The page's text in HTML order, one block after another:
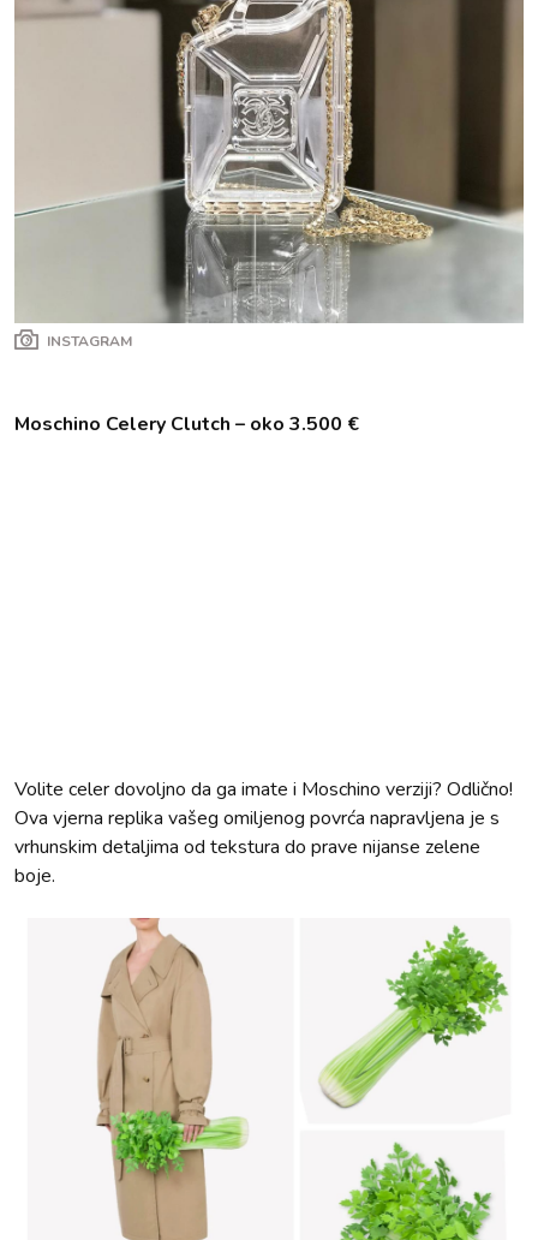
INSTAGRAM
Moschino Celery Clutch – oko 3.500 €
Volite celer dovoljno da ga imate i Moschino verziji? Odlično!
Ova vjerna replika vašeg omiljenog povrća napravljena je s
vrhunskim detaljima od tekstura do prave nijanse zelene
boje.